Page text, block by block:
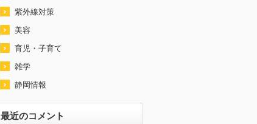
紫外線対策
美容
育児・子育て
雑学
静岡情報
最近のコメント